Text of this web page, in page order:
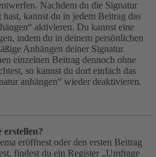
Nachdem du die Signatur
hast, kannst du in jedem Beitrag das
aktivieren. Du kannst eine
indem du in deinem persönlichen
Anhängen deiner Signatur
einzelnen Beitrag dennoch ohne
so kannst du dort einfach das
anhängen“ wieder deaktivieren.
erstellen?
eröffnest oder den ersten Beitrag
findest du ein Register „Umfrage